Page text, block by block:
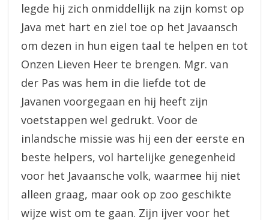
legde hij zich onmiddellijk na zijn komst op
Java met hart en ziel toe op het Javaansch
om dezen in hun eigen taal te helpen en tot
Onzen Lieven Heer te brengen. Mgr. van
der Pas was hem in die liefde tot de
Javanen voorgegaan en hij heeft zijn
voetstappen wel gedrukt. Voor de
inlandsche missie was hij een der eerste en
beste helpers, vol hartelijke genegenheid
voor het Javaansche volk, waarmee hij niet
alleen graag, maar ook op zoo geschikte
wijze wist om te gaan. Zijn ijver voor het